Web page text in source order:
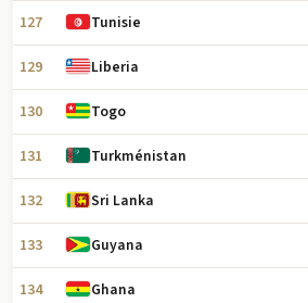
127 Tunisie
129 Liberia
130 Togo
131 Turkménistan
132 Sri Lanka
133 Guyana
134 Ghana